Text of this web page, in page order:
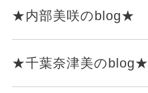
★内部美咲のblog★
★千葉奈津美のblog★